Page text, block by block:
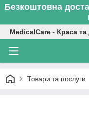
Безкоштовна
MedicalCare - Краса
Товари та послуги